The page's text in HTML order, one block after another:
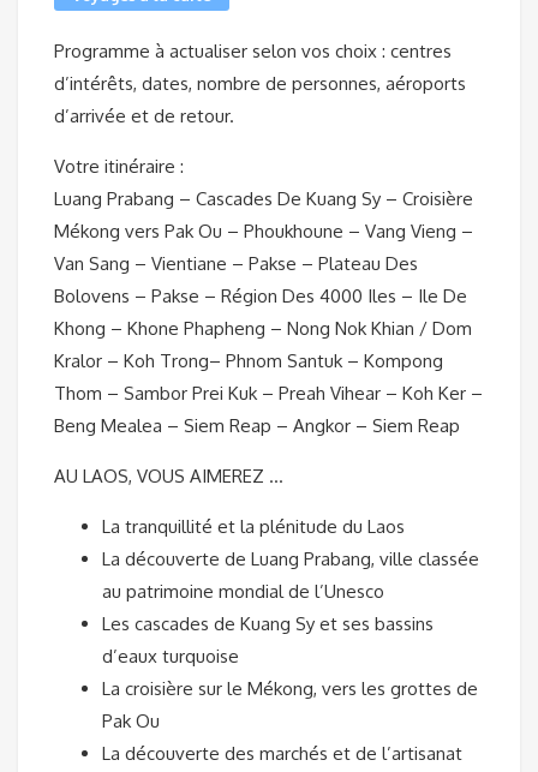
Programme à actualiser selon vos choix : centres
d’intérêts, dates, nombre de personnes, aéroports
d’arrivée et de retour.
Votre itinéraire :
Luang Prabang – Cascades De Kuang Sy – Croisière
Mékong vers Pak Ou – Phoukhoune – Vang Vieng –
Van Sang – Vientiane – Pakse – Plateau Des
Bolovens – Pakse – Région Des 4000 Iles – Ile De
Khong – Khone Phapheng – Nong Nok Khian / Dom
Kralor – Koh Trong– Phnom Santuk – Kompong
Thom – Sambor Prei Kuk – Preah Vihear – Koh Ker –
Beng Mealea – Siem Reap – Angkor – Siem Reap
AU LAOS, VOUS AIMEREZ …
La tranquillité et la plénitude du Laos
La découverte de Luang Prabang, ville classée
au patrimoine mondial de l’Unesco
Les cascades de Kuang Sy et ses bassins
d’eaux turquoise
La croisière sur le Mékong, vers les grottes de
Pak Ou
La découverte des marchés et de l’artisanat